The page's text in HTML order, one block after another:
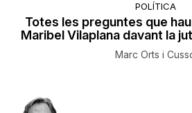
POLÍTICA
Totes les preguntes que
Maribel Vilaplana davant la
Marc Orts i